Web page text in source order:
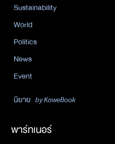
Sustainability
World
Politics
News
Event
นิยาย by KaweBook
พาร์ทเนอร์